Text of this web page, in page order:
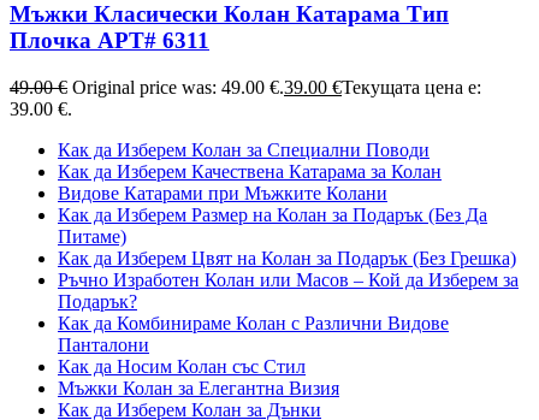
Мъжки Класически Колан Катарама Тип
Плочка АРТ# 6311
49.00€ Original price was: 49.00 €.39.00 €Текущата цена е:
39.00 €.
Как да Изберем Колан за Специални Поводи
Как да Изберем Качествена Катарама за Колан
Видове Катарами при Мъжките Колани
Как да Изберем Размер на Колан за Подарък (Без Да
Питаме)
Как да Изберем Цвят на Колан за Подарък (Без Грешка)
Ръчно Изработен Колан или Масов – Кой да Изберем за
Подарък?
Как да Комбинираме Колан с Различни Видове
Панталони
Как да Носим Колан със Стил
Мъжки Колан за Елегантна Визия
Как да Изберем Колан за Дънки